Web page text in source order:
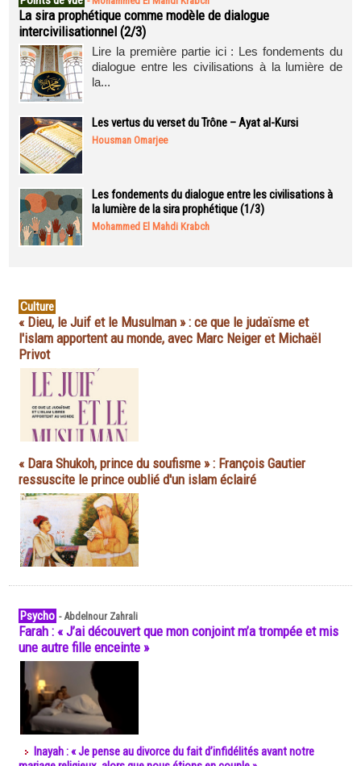
La sira prophétique comme modèle de dialogue
intercivilisationnel (2/3)
Lire la première partie ici : Les fondements du
dialogue entre les civilisations à la lumière de
la...
Les vertus du verset du Trône – Ayat al-Kursi
Housman Omarjee
Les fondements du dialogue entre les civilisations à
la lumière de la sira prophétique (1/3)
Mohammed El Mahdi Krabch
Culture
« Dieu, le Juif et le Musulman » : ce que le judaïsme et
l'islam apportent au monde, avec Marc Neiger et Michaël
Privot
« Dara Shukoh, prince du soufisme » : François Gautier
ressuscite le prince oublié d'un islam éclairé
Psycho -Abdelnour Zahrali
Farah : « J’ai découvert que mon conjoint m’a trompée et mis
une autre fille enceinte »
Inayah : « Je pense au divorce du fait d’infidélités avant notre